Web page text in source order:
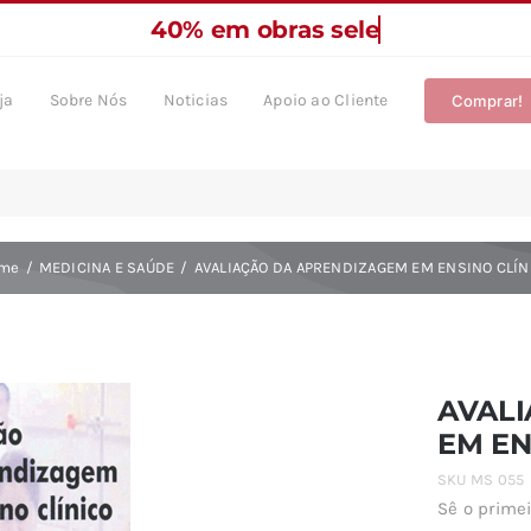
Sobre Nós Noticias Apoio ao Cliente Comprar!
MEDICINA E SAÚDE AVALIAÇÃO DA APRENDIZAGEM EM ENSINO
EM
SKU MS 055
Sê o